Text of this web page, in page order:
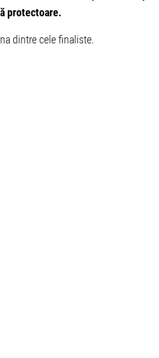
protectoare.
dintre cele finaliste.